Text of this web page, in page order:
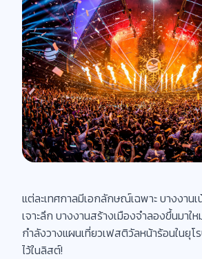
แต่ละเทศกาลมีเอกลักษณ์เฉพาะ บางงาน
เจาะลึก บางงานสร้างเมืองจำลองขึ้นมา
กำลังวางแผนเที่ยวเฟสติวัลหน้าร้อนในยุโ
ไว้ในลิสต์!